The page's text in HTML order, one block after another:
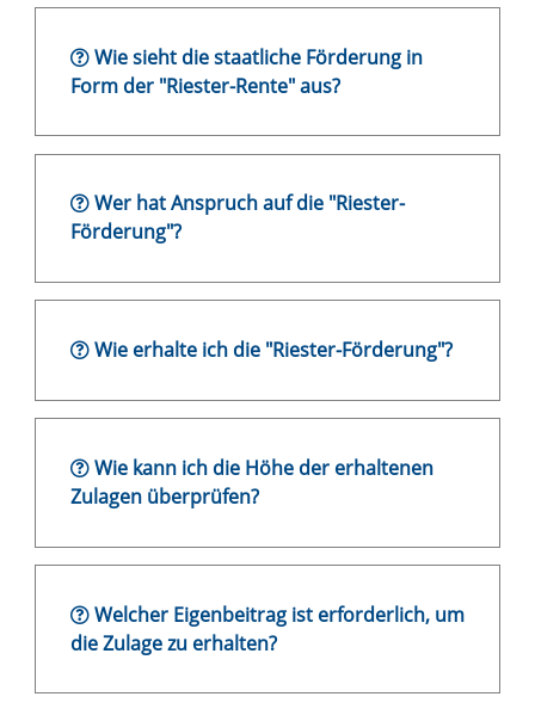
Wie sieht die staatliche Förderung in
Form der "Riester-Rente" aus?
Wer hat Anspruch auf die "Riester-
Förderung"?
Wie erhalte ich die "Riester-Förderung"?
Wie kann ich die Höhe der erhaltenen
Zulagen überprüfen?
Welcher Eigenbeitrag ist erforderlich, um
die Zulage zu erhalten?